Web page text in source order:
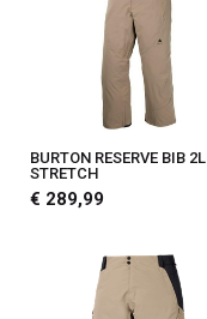
BURTON RESERVE BIB 2L
STRETCH
€ 289,99